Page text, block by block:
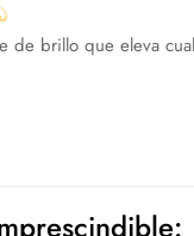
de brillo que eleva